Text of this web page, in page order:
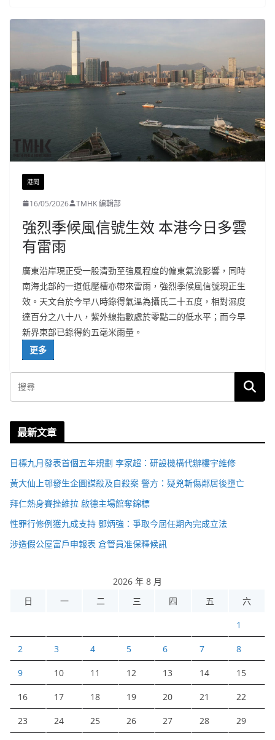
港聞
16/05/2026 TMHK 編輯部
強烈季候風信號生效 本港今日多雲
有雷雨
廣東沿岸現正受一股清勁至強風程度的偏東氣流影響，同時
南海北部的一道低壓槽亦帶來雷雨，強烈季候風信號現正生
效。天文台於今早八時錄得氣溫為攝氏二十五度，相對濕度
達百分之八十八，紫外線指數處於零點二的低水平；而今早
新界東部已錄得約五毫米雨量。
更多
最新文章
目標九月發表首個五年規劃 李家超：研設機構代辦樓宇維修
黃大仙上邨發生企圖謀殺及自殺案 警方：疑兇斬傷鄰居後墮亡
拜仁熱身賽挫維拉 啟德主場館奪錦標
性罪行修例獲九成支持 鄧炳強：爭取今屆任期內完成立法
涉造假公屋富戶申報表 倉管員准保釋候訊
2026 年 8 月
日
一 二 三 四 五 六
1
2 3 4 5 6 7 8
9 10 11 12 13 14 15
16 17 18 19 20 21 22
23 24 25 26 27 28 29